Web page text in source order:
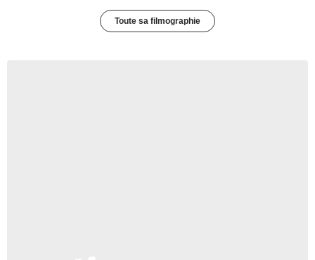
Toute sa filmographie